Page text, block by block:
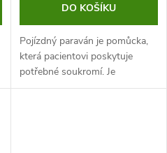
DO KOŠÍKU
Pojízdný paraván je pomůcka,
která pacientovi poskytuje
potřebné soukromí. Je
zhotovený z kvalitních